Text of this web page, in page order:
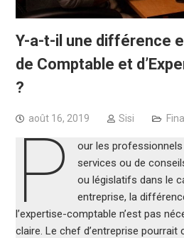
Y-a-t-il une différence
de Comptable et
?
août 16, 2019 Sisi
P
our les
services ou de
ou législatifs dans le
entreprise, la
l’expertise-comptable n’est pas
claire. Le chef d’entreprise pourrait